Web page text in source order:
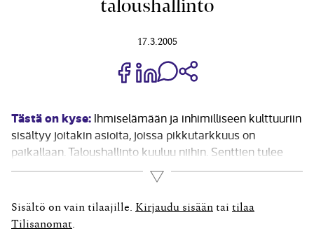
taloushallinto
17.3.2005
Jaa Share on Facebook
Jaa Share on LinkedIn
Jaa WhatsApp-viestinä
Tästä on kyse: Ihmiselämään ja inhimilliseen kulttuuriin
sisältyy joitakin asioita, joissa pikkutarkkuus on
paikallaan. Taloushallinto kuuluu niihin. Senttien tulee
seistä tilijärjestelmässä jokseenkin ojossa, eikä niitä
pahemmin edes pyöristellä – keskivertokirjanpidossa
tosin hieman suurpiirteisemmin kuin bensa-
automaattien hinnastoissa, joissa pilkun jälkeen näkyy
Lue lisää
Sisältö on vain tilaajille. Kirjaudu sisään tai tilaa
Tilisanomat